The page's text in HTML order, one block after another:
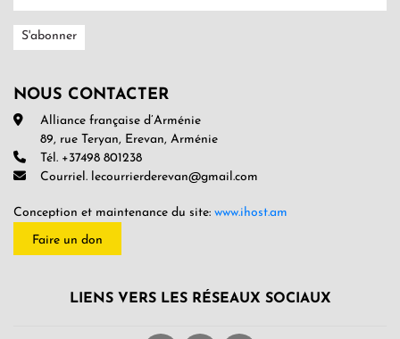
NOUS CONTACTER
Alliance française d’Arménie
89, rue Teryan, Erevan, Arménie
Tél. +37498 801238
Courriel. lecourrierderevan@gmail.com
Conception et maintenance du site: www.ihost.am
Faire un don
LIENS VERS LES RÉSEAUX SOCIAUX